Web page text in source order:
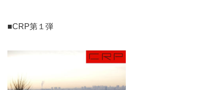
■CRP第１弾